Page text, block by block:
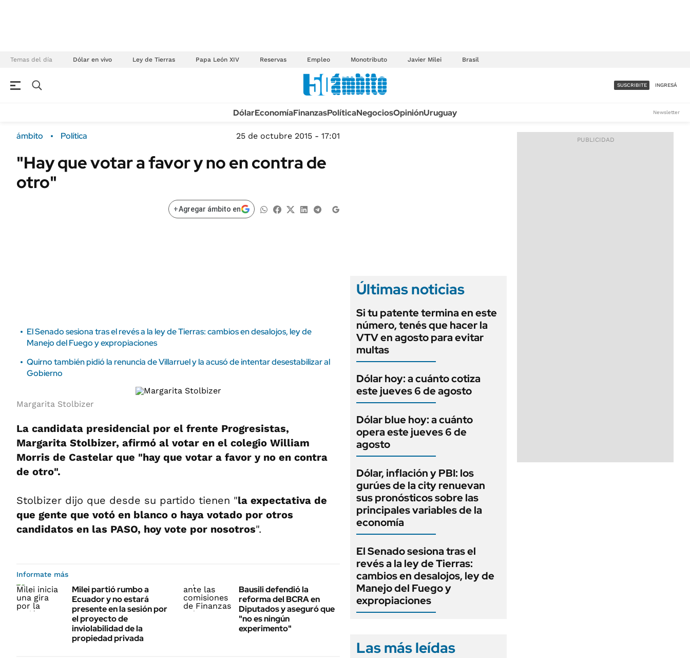
Temas del día Dólar en vivo Ley de Tierras Papa León XIV Reservas Empleo Monotributo Javier Milei Brasil
Campo
FINANZAS
Sustentabilidad
POLÍTICA
TECNOLOGÍA
MÉXICO
MUNDO
ACCESO FULL - $1.800/MES
SUSCRIBITE INGRESÁ
DólarEconomíaFinanzasPolíticaNegociosOpiniónUruguay Newsletter
ámbito Política 25 de octubre 2015 - 17:01
"Hay que votar a favor y no en contra de
otro"
+Agregar ámbito en
El Senado sesiona tras el revés a la ley de Tierras: cambios en desalojos, ley de
Manejo del Fuego y expropiaciones
Quirno también pidió la renuncia de Villarruel y la acusó de intentar desestabilizar al
Gobierno
Margarita Stolbizer
La candidata presidencial por el frente Progresistas,
Margarita Stolbizer, afirmó al votar en el colegio William
Morris de Castelar que "hay que votar a favor y no en contra
de otro".
Stolbizer dijo que desde su partido tienen "la expectativa de
que gente que votó en blanco o haya votado por otros
candidatos en las PASO, hoy vote por nosotros".
Informate más
Milei partió rumbo a
Ecuador y no estará
presente en la sesión por
el proyecto de
inviolabilidad de la
propiedad privada
Bausili defendió la
reforma del BCRA en
Diputados y aseguró que
"no es ningún
experimento"
Últimas noticias
Si tu patente termina en este
número, tenés que hacer la
VTV en agosto para evitar
multas
Dólar hoy: a cuánto cotiza
este jueves 6 de agosto
Dólar blue hoy: a cuánto
opera este jueves 6 de
agosto
Dólar, inflación y PBI: los
gurúes de la city renuevan
sus pronósticos sobre las
principales variables de la
economía
El Senado sesiona tras el
revés a la ley de Tierras:
cambios en desalojos, ley de
Manejo del Fuego y
expropiaciones
Las más leídas